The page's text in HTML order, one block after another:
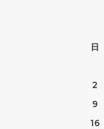
日
2
9
16